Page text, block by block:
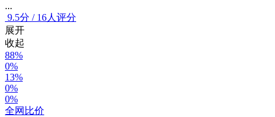
...
9.5分 / 16人评分
展开
收起
88%
0%
13%
0%
0%
全网比价